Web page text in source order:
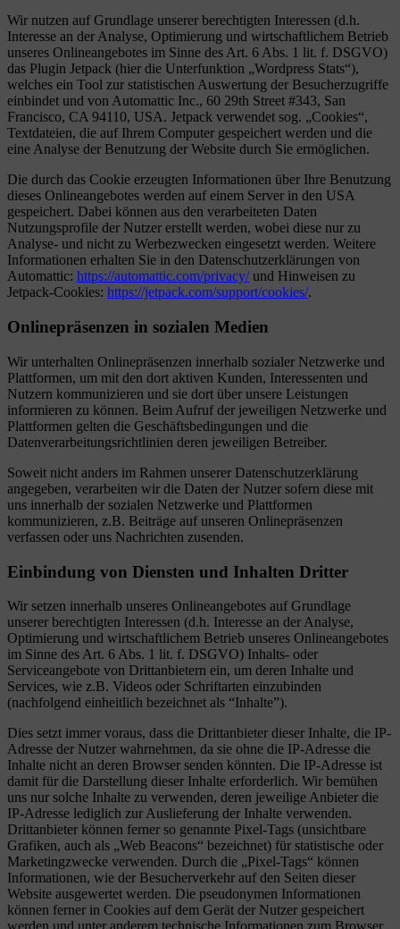
Wir nutzen auf Grundlage unserer berechtigten Interessen (d.h.
Interesse an der Analyse, Optimierung und wirtschaftlichem Betrieb
unseres Onlineangebotes im Sinne des Art. 6 Abs. 1 lit. f. DSGVO)
das Plugin Jetpack (hier die Unterfunktion „Wordpress Stats“),
welches ein Tool zur statistischen Auswertung der Besucherzugriffe
einbindet und von Automattic Inc., 60 29th Street #343, San
Francisco, CA 94110, USA. Jetpack verwendet sog. „Cookies“,
Textdateien, die auf Ihrem Computer gespeichert werden und die
eine Analyse der Benutzung der Website durch Sie ermöglichen.
Die durch das Cookie erzeugten Informationen über Ihre Benutzung
dieses Onlineangebotes werden auf einem Server in den USA
gespeichert. Dabei können aus den verarbeiteten Daten
Nutzungsprofile der Nutzer erstellt werden, wobei diese nur zu
Analyse- und nicht zu Werbezwecken eingesetzt werden. Weitere
Informationen erhalten Sie in den Datenschutzerklärungen von
Automattic: https://automattic.com/privacy/und Hinweisen zu
Jetpack-Cookies: https://jetpack.com/support/cookies/.
Onlinepräsenzen in sozialen Medien
Wir unterhalten Onlinepräsenzen innerhalb sozialer Netzwerke und
Plattformen, um mit den dort aktiven Kunden, Interessenten und
Nutzern kommunizieren und sie dort über unsere Leistungen
informieren zu können. Beim Aufruf der jeweiligen Netzwerke und
Plattformen gelten die Geschäftsbedingungen und die
Datenverarbeitungsrichtlinien deren jeweiligen Betreiber.
Soweit nicht anders im Rahmen unserer Datenschutzerklärung
angegeben, verarbeiten wir die Daten der Nutzer sofern diese mit
uns innerhalb der sozialen Netzwerke und Plattformen
kommunizieren, z.B. Beiträge auf unseren Onlinepräsenzen
verfassen oder uns Nachrichten zusenden.
Einbindung von Diensten und Inhalten Dritter
Wir setzen innerhalb unseres Onlineangebotes auf Grundlage
unserer berechtigten Interessen (d.h. Interesse an der Analyse,
Optimierung und wirtschaftlichem Betrieb unseres Onlineangebotes
im Sinne des Art. 6 Abs. 1 lit. f. DSGVO) Inhalts- oder
Serviceangebote von Drittanbietern ein, um deren Inhalte und
Services, wie z.B. Videos oder Schriftarten einzubinden
(nachfolgend einheitlich bezeichnet als “Inhalte”).
Dies setzt immer voraus, dass die Drittanbieter dieser Inhalte, die IP-
Adresse der Nutzer wahrnehmen, da sie ohne die IP-Adresse die
Inhalte nicht an deren Browser senden könnten. Die IP-Adresse ist
damit für die Darstellung dieser Inhalte erforderlich. Wir bemühen
uns nur solche Inhalte zu verwenden, deren jeweilige Anbieter die
IP-Adresse lediglich zur Auslieferung der Inhalte verwenden.
Drittanbieter können ferner so genannte Pixel-Tags (unsichtbare
Grafiken, auch als „Web Beacons“ bezeichnet) für statistische oder
Marketingzwecke verwenden. Durch die „Pixel-Tags“ können
Informationen, wie der Besucherverkehr auf den Seiten dieser
Website ausgewertet werden. Die pseudonymen Informationen
können ferner in Cookies auf dem Gerät der Nutzer gespeichert